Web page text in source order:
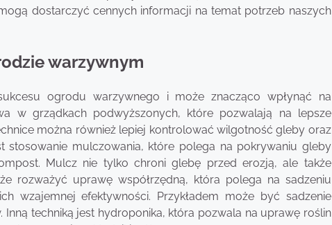
dostarczyć cennych informacji na temat potrzeb naszych
warzywnym
ogrodu warzywnego i może znacząco wpłynąć na
w grządkach podwyższonych, które pozwalają na lepsze
można również lepiej kontrolować wilgotność gleby oraz
mulczowania, które polega na pokrywaniu gleby
Mulcz nie tylko chroni glebę przed erozją, ale także
rozważyć uprawę współrzędną, która polega na sadzeniu
wzajemnej efektywności. Przykładem może być sadzenie
techniką jest hydroponika, która pozwala na uprawę roślin